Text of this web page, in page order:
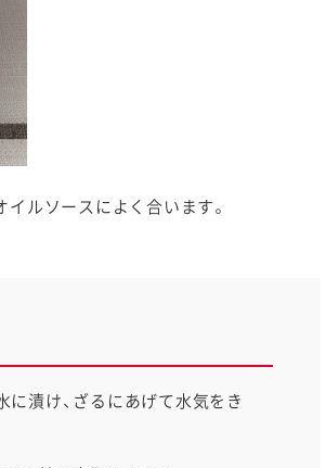
ルソースによく合います。
漬け、ざるにあげて水気をき